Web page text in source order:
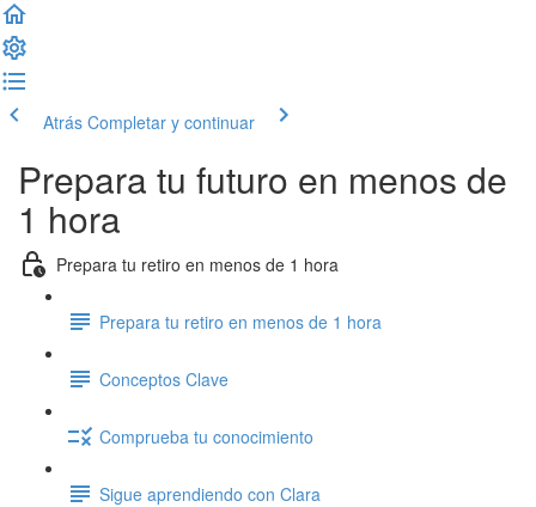
Atrás Completar y continuar
Prepara tu futuro en menos de
1 hora
Prepara tu retiro en menos de 1 hora
Prepara tu retiro en menos de 1 hora
Conceptos Clave
Comprueba tu conocimiento
Sigue aprendiendo con Clara